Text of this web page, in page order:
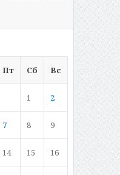
Пт Сб Вс
1 2
7 8 9
14 15 16